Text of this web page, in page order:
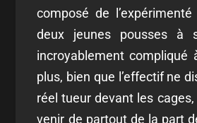
composé de
deux jeunes pousses à
incroyablement compliqué
plus, bien que l’effectif ne
réel tueur devant les
venir de partout de la part